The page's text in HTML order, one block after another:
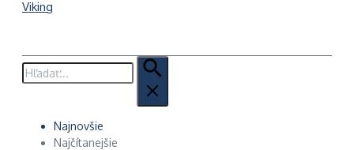
Viking
Hľadať:
Najnovšie
Najčítanejšie